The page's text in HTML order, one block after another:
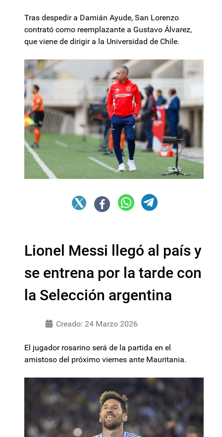
Tras despedir a Damián Ayude, San Lorenzo
contrató como reemplazante a Gustavo Álvarez,
que viene de dirigir a la Universidad de Chile.
Lionel Messi llegó al país y
se entrena por la tarde con
la Selección argentina
Creado: 24 Marzo 2026
El jugador rosarino será de la partida en el
amistoso del próximo viernes ante Mauritania.